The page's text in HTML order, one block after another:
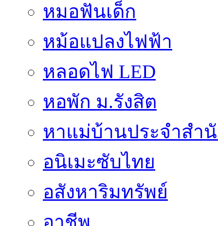
หมอฟันเด็ก
หม้อแปลงไฟฟ้า
หลอดไฟ LED
หอพัก ม.รังสิต
หาแม่บ้านประจำสำ
อนิเมะซับไทย
อสังหาริมทรัพย์
อาชีพ